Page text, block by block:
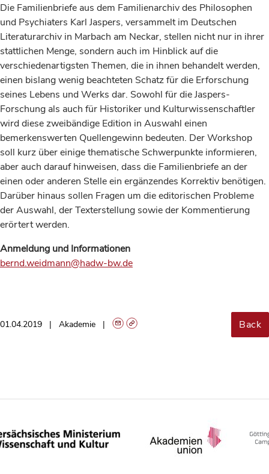
Die Familienbriefe aus dem Familienarchiv des Philosophen
und Psychiaters Karl Jaspers, versammelt im Deutschen
Literaturarchiv in Marbach am Neckar, stellen nicht nur in ihrer
stattlichen Menge, sondern auch im Hinblick auf die
verschiedenartigsten Themen, die in ihnen behandelt werden,
einen bislang wenig beachteten Schatz für die Erforschung
seines Lebens und Werks dar. Sowohl für die Jaspers-
Forschung als auch für Historiker und Kulturwissenschaftler
wird diese zweibändige Edition in Auswahl einen
bemerkenswerten Quellengewinn bedeuten. Der Workshop
soll kurz über einige thematische Schwerpunkte informieren,
aber auch darauf hinweisen, dass die Familienbriefe an der
einen oder anderen Stelle ein ergänzendes Korrektiv benötigen.
Darüber hinaus sollen Fragen um die editorischen Probleme
der Auswahl, der Texterstellung sowie der Kommentierung
erörtert werden.
Anmeldung und Informationen
bernd.weidmann@hadw-bw.de
01.04.2019 Akademie Back